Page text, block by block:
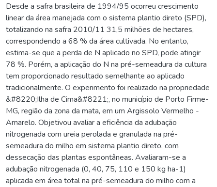
Desde a safra brasileira de 1994/95 ocorreu crescimento
linear da área manejada com o sistema plantio direto (SPD),
totalizando na safra 2010/11 31,5 milhões de hectares,
correspondendo a 68 % da área cultivada. No entanto,
estima-se que a perda de N aplicado no SPD, pode atingir
78 %. Porém, a aplicação do N na pré-semeadura da cultura
tem proporcionado resultado semelhante ao aplicado
tradicionalmente. O experimento foi realizado na propriedade
&#8220;Ilha de Cima&#8221;, no município de Porto Firme-
MG, região da zona da mata, em um Argissolo Vermelho -
Amarelo. Objetivou avaliar a eficiência da adubação
nitrogenada com ureia perolada e granulada na pré-
semeadura do milho em sistema plantio direto, com
dessecação das plantas espontâneas. Avaliaram-se a
adubação nitrogenada (0, 40, 75, 110 e 150 kg ha-1)
aplicada em área total na pré-semeadura do milho com a